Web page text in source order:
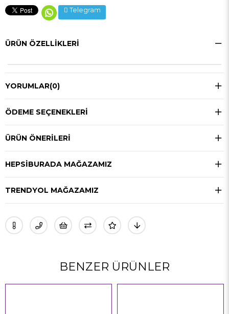
Telegram
ÜRÜN ÖZELLIKLERI
YORUMLAR(0)
ÖDEME SEÇENEKLERI
ÜRÜN ÖNERILERI
HEPSIBURADA MAĞAZAMIZ
TRENDYOL MAĞAZAMIZ
BENZER ÜRÜNLER